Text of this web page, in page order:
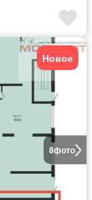
8фото
Новое